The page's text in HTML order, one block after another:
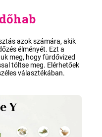
azok számára, akik
élményét. Ezt a
meg, hogy fürdővized
töltse meg. Elérhetőek
választékában.